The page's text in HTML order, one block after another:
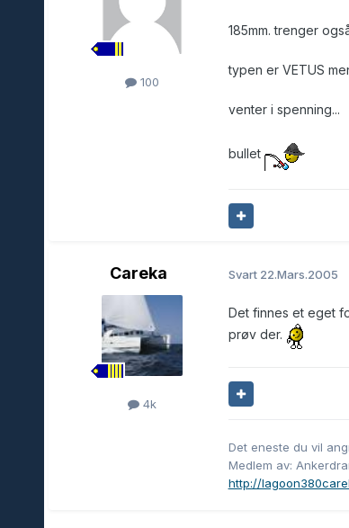
100
185mm. trenger
typen er VETUS
venter i spenning...
bullet
Careka
4k
Svart 22.Mars.2005
Det finnes et eget
prøv der.
Det eneste du vil
Medlem av:
http://